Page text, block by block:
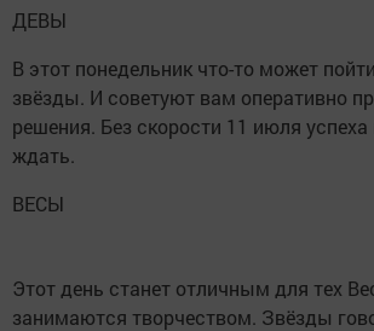
ДЕВЫ
В этот понедельник что-то может
звёзды. И советуют вам оперативно
решения. Без скорости 11 июля
ждать.
ВЕСЫ
Этот день станет отличным для тех
занимаются творчеством. Звёзды